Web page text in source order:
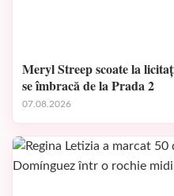
Meryl Streep scoate la
se îmbracă de la Prada 2
07.08.2026